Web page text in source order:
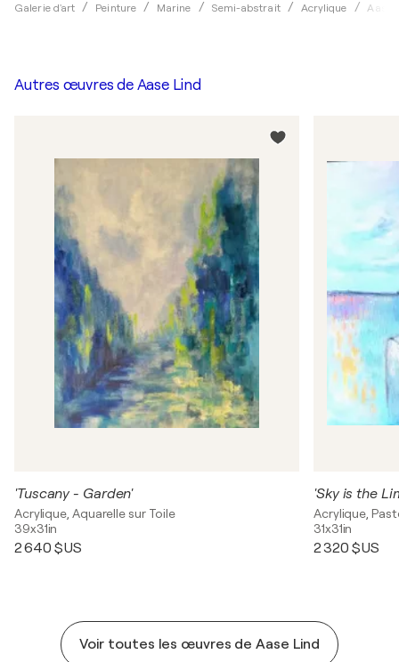
Galerie d'art Peinture Marine Semi-abstrait Acrylique Aase
Autres œuvres de Aase Lind
'Tuscany - Garden'
Acrylique, Aquarelle sur Toile
39x31in
2 640 $US
'Sky is the
Acrylique,
31x31in
2 320 $US
Voir toutes les œuvres de Aase Lind